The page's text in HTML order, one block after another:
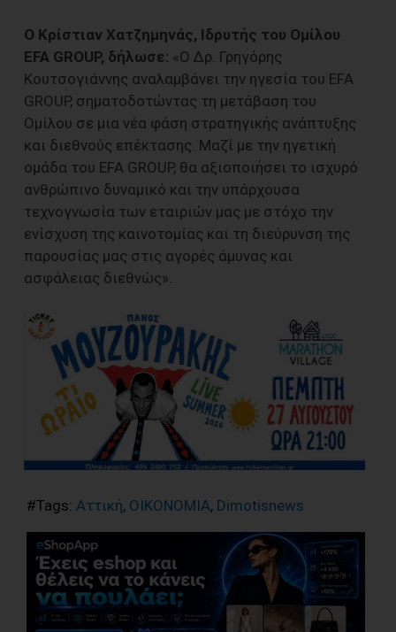
O Κρίστιαν Χατζημηνάς, Ιδρυτής του Ομίλου
EFA GROUP, δήλωσε: «Ο Δρ. Γρηγόρης
Κουτσογιάννης αναλαμβάνει την ηγεσία του EFA
GROUP, σηματοδοτώντας τη μετάβαση του
Ομίλου σε μια νέα φάση στρατηγικής ανάπτυξης
και διεθνούς επέκτασης. Μαζί με την ηγετική
ομάδα του EFA GROUP, θα αξιοποιήσει το ισχυρό
ανθρώπινο δυναμικό και την υπάρχουσα
τεχνογνωσία των εταιριών μας με στόχο την
ενίσχυση της καινοτομίας και τη διεύρυνση της
παρουσίας μας στις αγορές άμυνας και
ασφάλειας διεθνώς».
#Tags: Αττική, ΟΙΚΟΝΟΜΙΑ, Dimotisnews